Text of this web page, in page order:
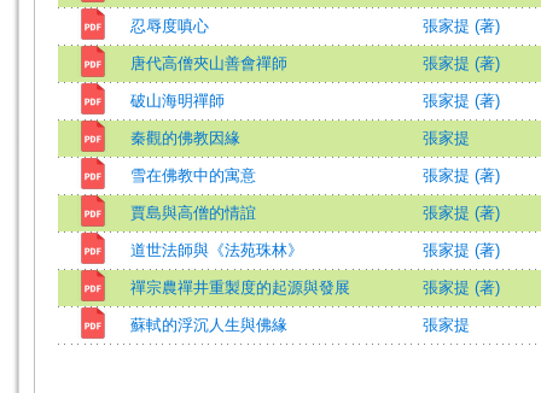
忍辱度嗔心 張家提 (著)
唐代高僧夾山善會禪師 張家提 (著)
破山海明禪師 張家提 (著)
秦觀的佛教因緣 張家提
雪在佛教中的寓意 張家提 (著)
賈島與高僧的情誼 張家提 (著)
道世法師與《法苑珠林》 張家提 (著)
禪宗農禪井重製度的起源與發展 張家提 (著)
蘇軾的浮沉人生與佛緣 張家提